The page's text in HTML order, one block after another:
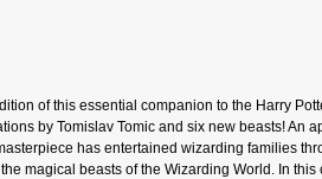
ГІПЕРІОН
of this essential companion to the Harry
by Tomislav Tomic and six new beasts! An
has entertained wizarding families
magical beasts of the Wizarding World. In